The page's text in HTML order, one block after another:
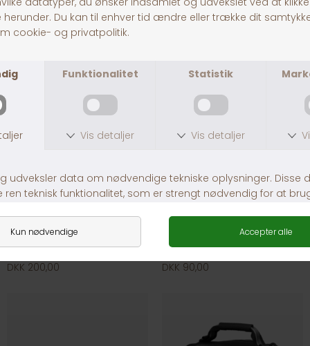
HS Dulle-tråd sort/brun
DKK 89,00
CDM Ko-Cho-Line Leather Dressing
DKK 90,00
DKK 200,00
CDM carrs Leather Oil
DKK 90,00